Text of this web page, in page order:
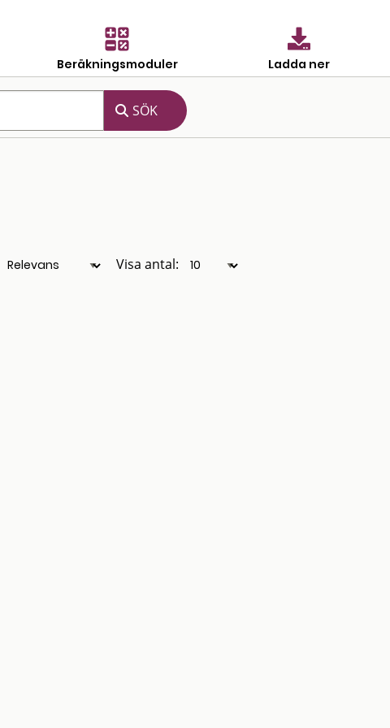
Beräkningsmoduler Ladda ner
Visa antal: